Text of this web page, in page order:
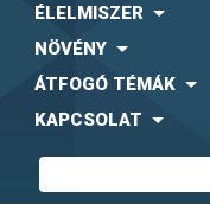
ÉLELMISZER
NÖVÉNY
ÁTFOGÓ TÉMÁK
KAPCSOLAT